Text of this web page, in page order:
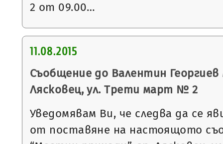
2 от 09.00…
11.08.2015
Съобщение до Валентин Георгиев
Лясковец, ул. Трети март № 2
Уведомявам Ви, че следва да се
от поставяне на настоящото